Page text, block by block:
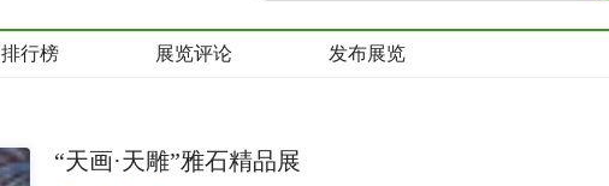
排行榜 展览评论 发布展览
“天画·天雕”雅石精品展